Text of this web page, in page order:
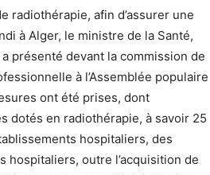
radiothérapie, afin d’assurer une
à Alger, le ministre de la Santé,
présenté devant la commission de
à l’Assemblée populaire
ont été prises, dont
dotés en radiothérapie, à savoir 25
hospitaliers, des
outre l’acquisition de